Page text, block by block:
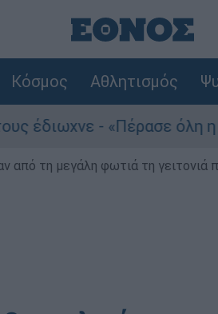
Κόσμος Αθλητισμός
- «Πέρασε όλη η ζωή
από τη μεγάλη φωτιά τη γειτονιά